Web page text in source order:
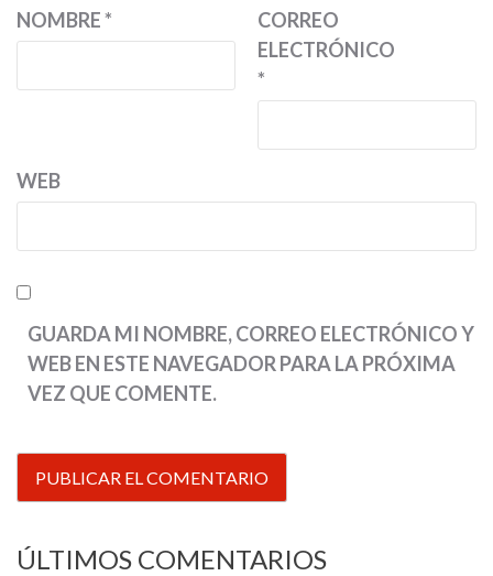
NOMBRE*
CORREO
ELECTRÓNICO
*
WEB
GUARDA MI NOMBRE, CORREO ELECTRÓNICO Y
WEB EN ESTE NAVEGADOR PARA LA PRÓXIMA
VEZ QUE COMENTE.
ÚLTIMOS COMENTARIOS